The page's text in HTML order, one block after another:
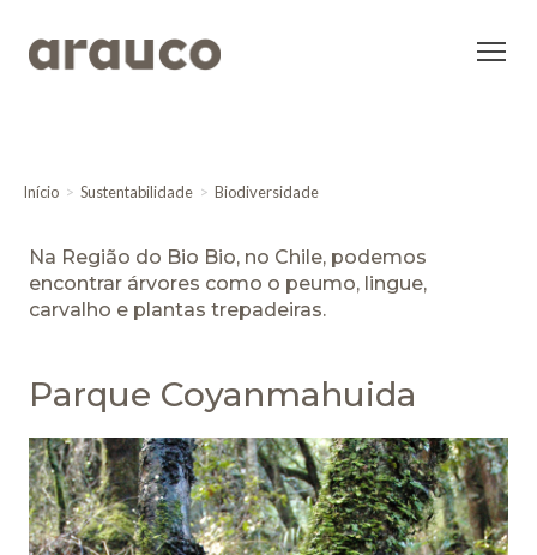
Início Sustentabilidade Biodiversidade
Na Região do Bio Bio, no Chile, podemos
encontrar árvores como o peumo, lingue,
carvalho e plantas trepadeiras.
Parque Coyanmahuida